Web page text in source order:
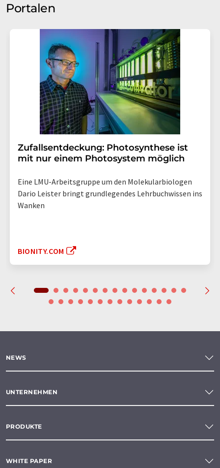
Portalen
Zufallsentdeckung: Photosynthese ist
mit nur einem Photosystem möglich
Eine LMU-Arbeitsgruppe um den Molekularbiologen
Dario Leister bringt grundlegendes Lehrbuchwissen ins
Wanken
BIONITY.COM
NEWS
UNTERNEHMEN
PRODUKTE
WHITE PAPER